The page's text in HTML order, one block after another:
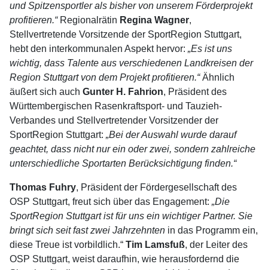
und Spitzensportler als bisher von unserem Förderprojekt
profitieren.“ Regionalrätin Regina Wagner,
Stellvertretende Vorsitzende der SportRegion Stuttgart,
hebt den interkommunalen Aspekt hervor: „Es ist uns
wichtig, dass Talente aus verschiedenen Landkreisen der
Region Stuttgart von dem Projekt profitieren.“Ähnlich
äußert sich auch Gunter H. Fahrion, Prä­sident des
Württembergischen Rasenkraftsport- und Tau­zieh-
Verbandes und Stellver­tretender Vorsitzender der
SportRegion Stuttgart: „Bei der Auswahl wurde darauf
geachtet, dass nicht nur ein oder zwei, sondern zahlreiche
unterschiedliche Sportarten Berücksich­tigung finden.“
Thomas Fuhry, Präsident der Fördergesellschaft des
OSP Stuttgart, freut sich über das Engagement: „Die
SportRegion Stuttgart ist für uns ein wichtiger Partner. Sie
bringt sich seit fast zwei Jahrzehnten in das Programm ein,
diese Treue ist vorbildlich.“ Tim Lamsfuß, der Leiter des
OSP Stuttgart, weist daraufhin, wie herausfordernd die